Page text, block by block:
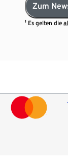
Zum
¹ Es gelten die